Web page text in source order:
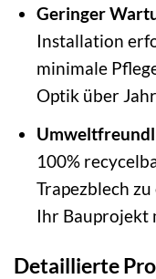
Geringer
Installation
minimale
Optik über
100%
Trapezblech
Ihr Bauprojekt
Detaillierte